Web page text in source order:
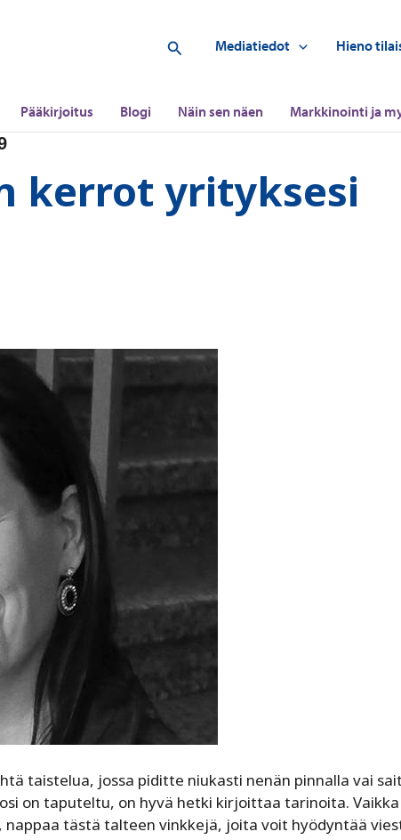
Hae Mediatiedot Hieno
Pääkirjoitus Blogi Näin sen näen Markkinointi ja
kerrot yrityksesi
taistelua, jossa piditte niukasti nenän pinnalla vai
on taputeltu, on hyvä hetki kirjoittaa tarinoita. Vaikka
tästä talteen vinkkejä, joita voit hyödyntää